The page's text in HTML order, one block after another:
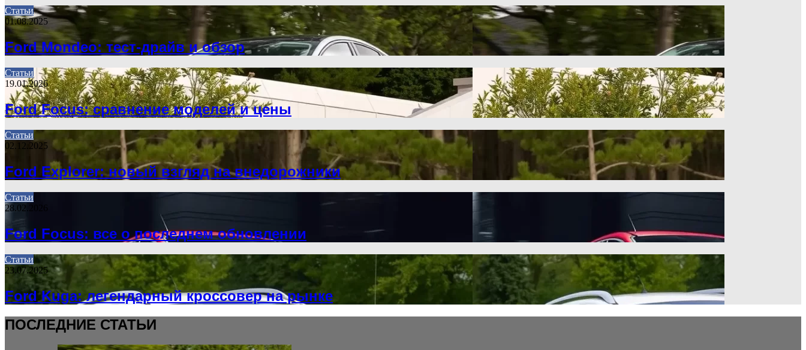
Статьи
01.08.2025
Ford Mondeo: тест-драйв и обзор
Статьи
19.01.2026
Ford Focus: сравнение моделей и цены
Статьи
02.12.2025
Ford Explorer: новый взгляд на внедорожники
Статьи
28.02.2026
Ford Focus: все о последнем обновлении
Статьи
23.07.2025
Ford Kuga: легендарный кроссовер на рынке
ПОСЛЕДНИЕ СТАТЬИ